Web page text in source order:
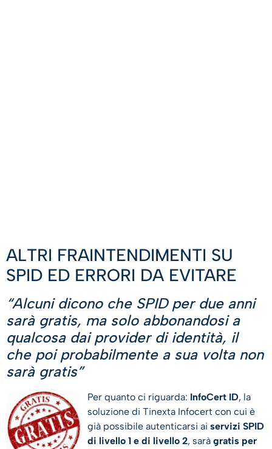
ALTRI FRAINTENDIMENTI SU
SPID ED ERRORI DA EVITARE
“Alcuni dicono che SPID per due anni
sarà gratis, ma solo abbonandosi a
qualcosa dai provider di identità, il
che poi probabilmente a sua volta non
sarà gratis”
Per quanto ci riguarda: InfoCert ID, la
soluzione di Tinexta Infocert con cui è
già possibile autenticarsi ai servizi SPID
di livello 1 e di livello 2, sarà gratis per